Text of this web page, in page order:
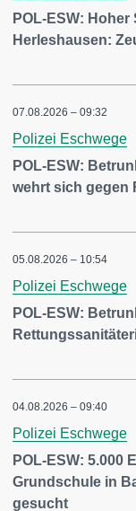
POL-ESW:
Herleshausen:
07.08.2026 – 09:32
Polizei Eschwege
POL-ESW:
wehrt sich gegen
05.08.2026 – 10:54
Polizei Eschwege
POL-ESW:
04.08.2026 – 09:40
Polizei Eschwege
POL-ESW: 5.000
Grundschule in
gesucht